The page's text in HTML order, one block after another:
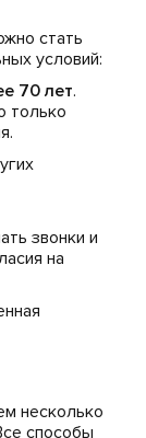
стать
условий:
70 лет.
только
звонки и
на
несколько
способы